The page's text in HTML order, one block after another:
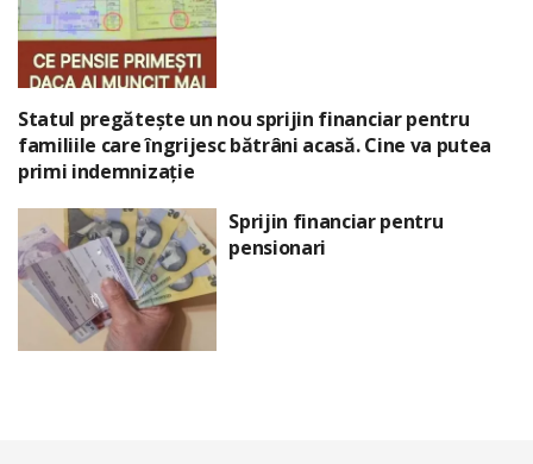
Statul pregătește un nou sprijin financiar pentru
familiile care îngrijesc bătrâni acasă. Cine va putea
primi indemnizație
Sprijin financiar pentru
pensionari